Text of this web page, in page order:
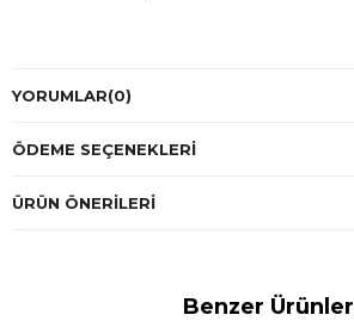
YORUMLAR(0)
ÖDEME SEÇENEKLERI
ÜRÜN ÖNERILERI
Benzer Ürünler